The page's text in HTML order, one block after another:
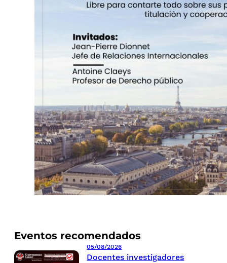
Eventos recomendados
05/08/2026
Docentes investigadores